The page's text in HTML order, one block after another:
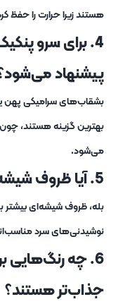
هستند زیرا حرارت را حفظ
4. برای سرو
پیشنهاد
بشقاب‌های سرامیکی پهن
بهترین گزینه هستند،
می‌شود.
5. آیا ظروف شیشه‌ای برای صبحانه کاربرد دارند؟
بله، ظروف شیشه‌ای بیشتر
نوشیدنی‌های سرد
6. چه رنگ‌هایی
جذاب‌تر هستند؟